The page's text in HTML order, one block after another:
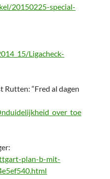
20150225-special-
Ligacheck-
“Fred al dagen
plan-b-mit-